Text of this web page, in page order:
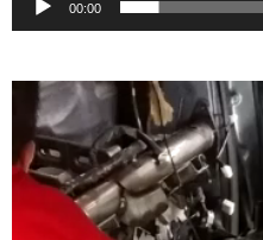
00:00
Video
Player